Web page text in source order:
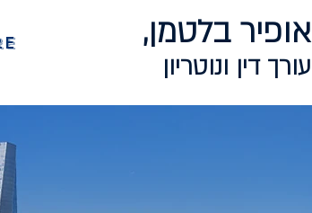
אופיר בלטמן,
עורך דין ונוטריון